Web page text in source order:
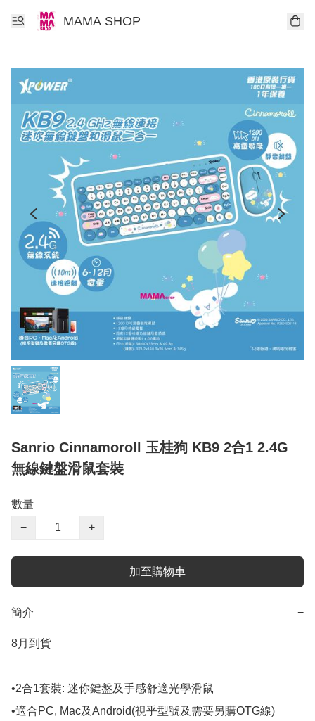
MAMA SHOP
Sanrio Cinnamoroll 玉桂狗 KB9 2合1 2.4G
無線鍵盤滑鼠套裝
數量
−
+
加至購物車
簡介 −
8月到貨
•2合1套裝: 迷你鍵盤及手感舒適光學滑鼠
•適合PC, Mac及Android(視乎型號及需要另購OTG線)